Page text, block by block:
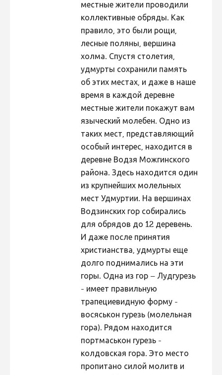
Hiite kuvavõistlus 2014
Hiite kuvavõistlus 2013
Hiite kuvavõistlus 2011
Hiite kuvavõistlus 2010
Hiite kuvavõistlus 2009
Hiite kuvavõistlus 2008
местные жители проводили
коллективные обряды. Как
правило, это были рощи,
лесные поляны, вершина
холма. Спустя столетия,
удмурты сохранили память
об этих местах, и даже в наше
время в каждой деревне
местные жители покажут вам
языческий молебен. Одно из
таких мест, представляющий
особый интерес, находится в
деревне Водзя Можгинского
района. Здесь находится один
из крупнейших молельных
мест Удмуртии. На вершинах
Водзинских гор собирались
для обрядов до 12 деревень.
И даже после принятия
христианства, удмурты еще
долго поднимались на эти
горы. Одна из гор – Лудгурезь
- имеет правильную
трапециевидную форму -
восяськон гурезь (молельная
гора). Рядом находится
портмаськон гурезь -
колдовская гора. Это место
пропитано силой молитв и